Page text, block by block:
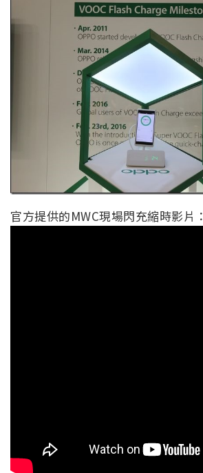
官方提供的MWC現場閃充縮時影片：